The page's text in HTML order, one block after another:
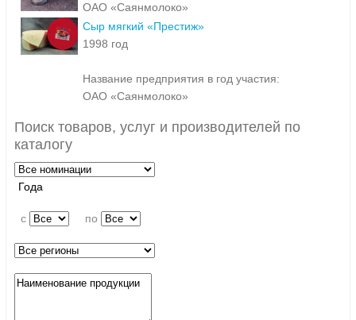
ОАО «Саянмолоко»
Сыр мягкий «Престиж»
1998 год
Название предприятия в год участия:
ОАО «Саянмолоко»
Поиск товаров, услуг и производителей по
каталогу
Года
c по